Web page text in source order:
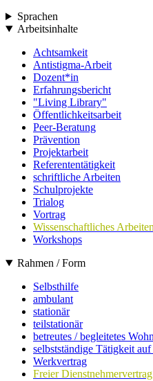
Sprachen
Arbeitsinhalte
Achtsamkeit
Antistigma-Arbeit
Dozent*in
Erfahrungsbericht
"Living Library"
Öffentlichkeitsarbeit
Peer-Beratung
Prävention
Projektarbeit
Referententätigkeit
schriftliche Arbeiten
Schulprojekte
Trialog
Vortrag
Wissenschaftliches Arbeiten
Workshops
Rahmen / Form
Selbsthilfe
ambulant
stationär
teilstationär
betreutes / begleitetes
selbstständige Tätigkeit
Werkvertrag
Freier Dienstnehmervertrag